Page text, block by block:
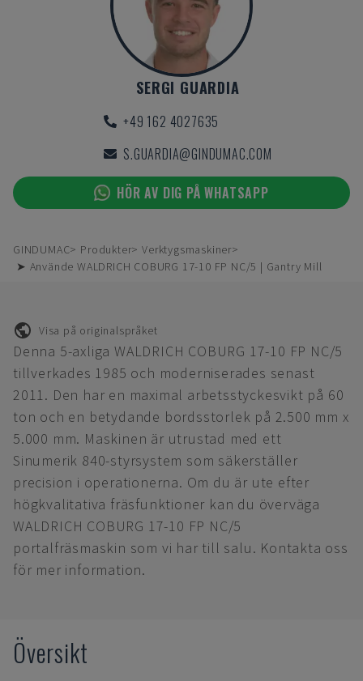
SERGI GUARDIA
+49 162 4027635
S.GUARDIA@GINDUMAC.COM
HÖR AV DIG PÅ WHATSAPP
GINDUMAC Produkter
Verktygsmaskiner
➤ Använde WALDRICH COBURG 17-10 FP NC/5 | Gantry Mill
Visa på originalspråket
Denna 5-axliga WALDRICH COBURG 17-10 FP NC/5
tillverkades 1985 och moderniserades senast
2011. Den har en maximal arbetsstyckesvikt på 60
ton och en betydande bordsstorlek på 2.500 mm x
5.000 mm. Maskinen är utrustad med ett
Sinumerik 840-styrsystem som säkerställer
precision i operationerna. Om du är ute efter
högkvalitativa fräsfunktioner kan du överväga
WALDRICH COBURG 17-10 FP NC/5
portalfräsmaskin som vi har till salu. Kontakta oss
för mer information.
Översikt